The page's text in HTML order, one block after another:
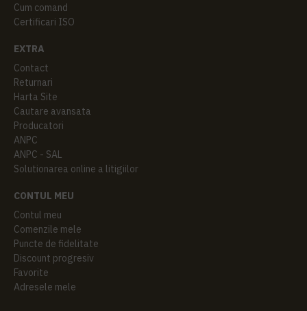
Cum comand
Certificari ISO
EXTRA
Contact
Returnari
Harta Site
Cautare avansata
Producatori
ANPC
ANPC - SAL
Solutionarea online a litigiilor
CONTUL MEU
Contul meu
Comenzile mele
Puncte de fidelitate
Discount progresiv
Favorite
Adresele mele